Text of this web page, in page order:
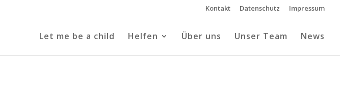
Kontakt Datenschutz Impressum
Let me be a child Helfen Über uns Unser Team News